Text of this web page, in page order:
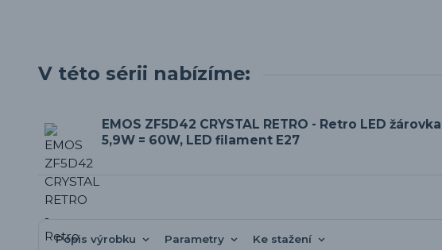
V této sérii nabízíme:
EMOS ZF5D42 CRYSTAL RETRO - Retro LED žárovka
5,9W = 60W, LED filament E27
Popis výrobku Parametry Ke stažení